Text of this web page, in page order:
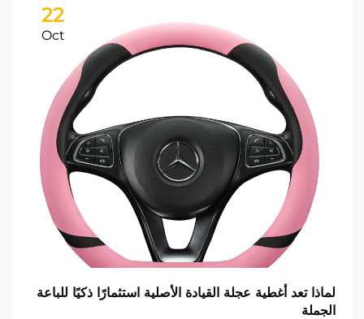
22
Oct
لماذا تعد أغطية عجلة القيادة الأصلية استثمارًا ذكيًا للباعة
الجملة